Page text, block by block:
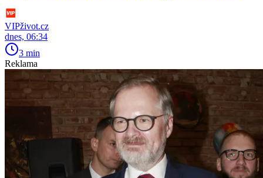
VIPživot.cz
dnes, 06:34
3 min
Reklama